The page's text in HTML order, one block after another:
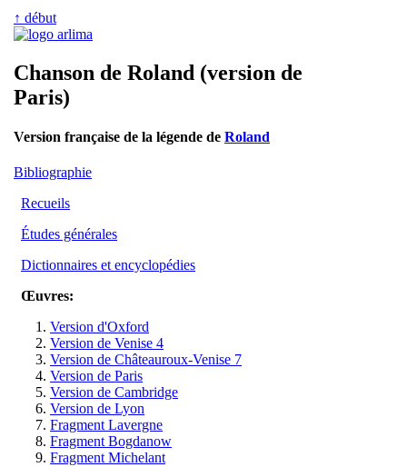
↑ début
Chanson de Roland (version de
Paris)
Version française de la légende de Roland
Bibliographie
Recueils
Études générales
Dictionnaires et encyclopédies
Œuvres:
Version d'Oxford
Version de Venise 4
Version de Châteauroux-Venise 7
Version de Paris
Version de Cambridge
Version de Lyon
Fragment Lavergne
Fragment Bogdanow
Fragment Michelant